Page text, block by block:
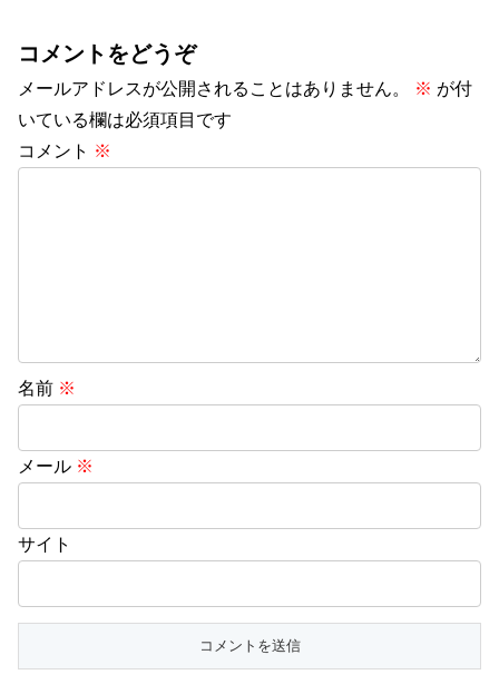
コメントをどうぞ
メールアドレスが公開されることはありません。 ※ が付
いている欄は必須項目です
コメント ※
名前 ※
メール ※
サイト